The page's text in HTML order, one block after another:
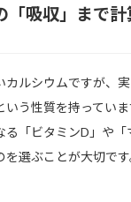
「吸収」まで
カルシウムですが、
いう性質を持ってい
る「ビタミンD」や
選ぶことが大切です